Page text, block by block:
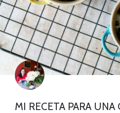
MI RECETA PARA UNA